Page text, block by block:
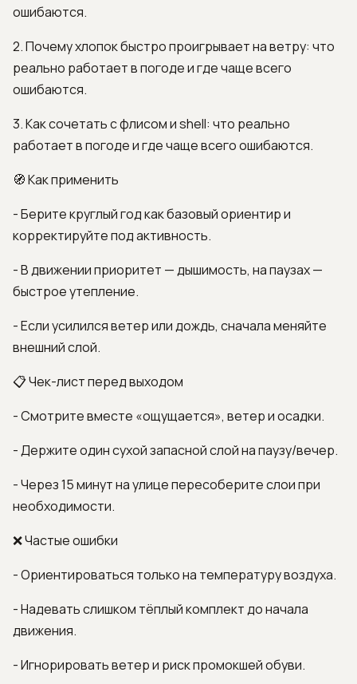
ошибаются.
2. Почему хлопок быстро проигрывает на ветру: что
реально работает в погоде и где чаще всего
ошибаются.
3. Как сочетать с флисом и shell: что реально
работает в погоде и где чаще всего ошибаются.
🧭 Как применить
- Берите круглый год как базовый ориентир и
корректируйте под активность.
- В движении приоритет — дышимость, на паузах —
быстрое утепление.
- Если усилился ветер или дождь, сначала меняйте
внешний слой.
📋 Чек-лист перед выходом
- Смотрите вместе «ощущается», ветер и осадки.
- Держите один сухой запасной слой на паузу/вечер.
- Через 15 минут на улице пересоберите слои при
необходимости.
❌ Частые ошибки
- Ориентироваться только на температуру воздуха.
- Надевать слишком тёплый комплект до начала
движения.
- Игнорировать ветер и риск промокшей обуви.